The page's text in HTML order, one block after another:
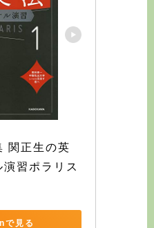
関正生の英
習ポラリス
で見る